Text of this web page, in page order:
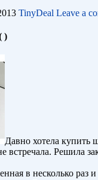
TinyDeal Leave a
)
Давно хотела купить
встречала. Решила
в несколько раз и